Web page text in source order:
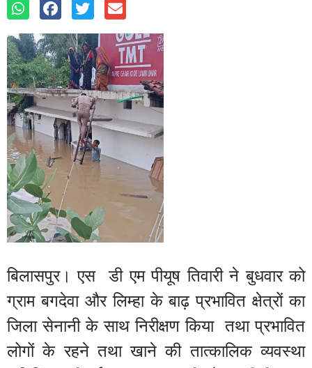
बिलासपुर। एस डी एम पीयूष तिवारी ने बुधवार को
ग्राम बगदेवा और लिम्हा के बाढ़ प्रभावित क्षेत्रों का
जिला सेनानी के साथ निरीक्षण किया तथा प्रभावित
लोगों के रहने तथा खाने की तात्कालिक व्यवस्था